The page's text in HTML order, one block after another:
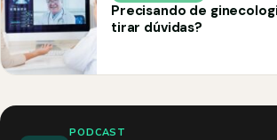
Precisando de
tirar dúvidas?
PODCAST